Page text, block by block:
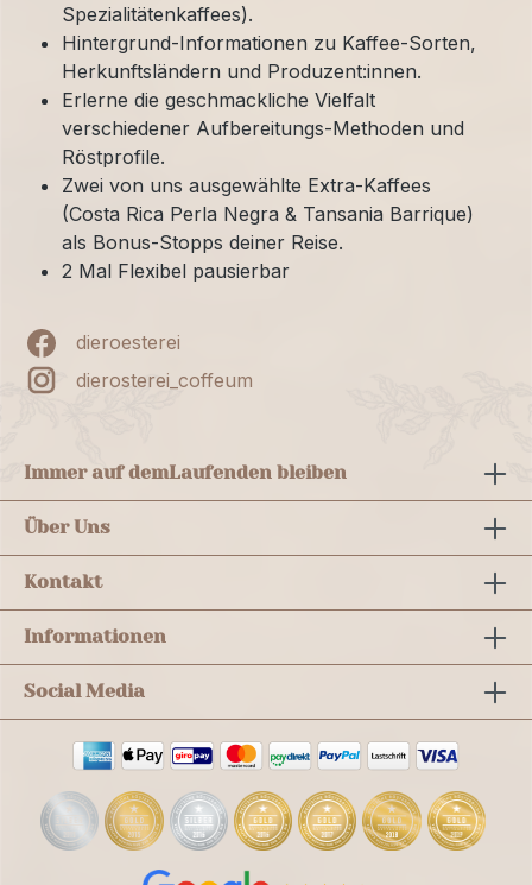
Spezialitätenkaffees).
Hintergrund-Informationen zu Kaffee-Sorten,
Herkunftsländern und Produzent:innen.
Erlerne die geschmackliche Vielfalt
verschiedener Aufbereitungs-Methoden und
Röstprofile.
Zwei von uns ausgewählte Extra-Kaffees
(Costa Rica Perla Negra & Tansania Barrique)
als Bonus-Stopps deiner Reise.
2 Mal Flexibel pausierbar
dieroesterei
dierosterei_coffeum
Immer auf demLaufenden bleiben
Über Uns
Kontakt
Informationen
Social Media